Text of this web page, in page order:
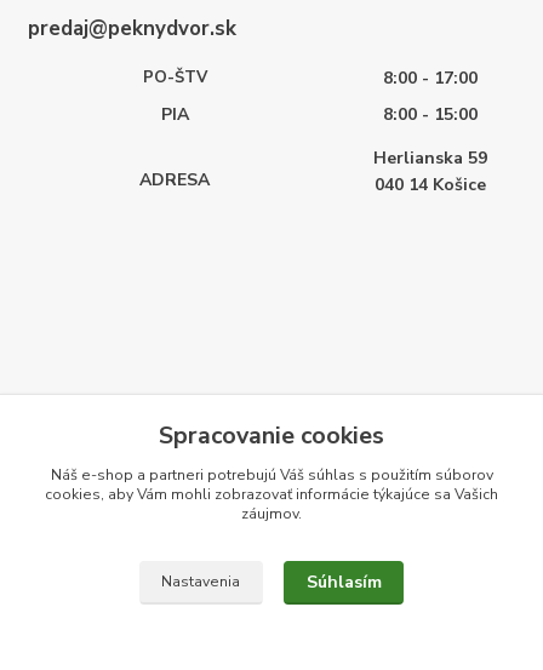
predaj@peknydvor.sk
PO-ŠTV
8:00 - 17:00
PIA
8:00 - 15:00
ADRESA
Herlianska 59
040 14 Košice
Spracovanie cookies
Náš e-shop a partneri potrebujú Váš súhlas s použitím súborov
cookies, aby Vám mohli zobrazovať informácie týkajúce sa Vašich
záujmov.
Nastavenia Súhlasím